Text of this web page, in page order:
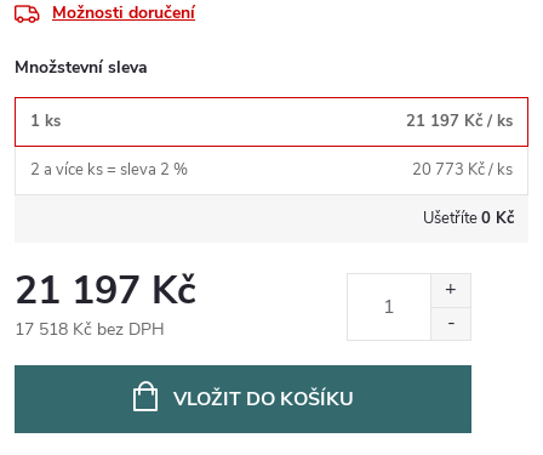
Možnosti doručení
Množstevní sleva
1 ks 21 197 Kč / ks
2 a více ks = sleva 2 % 20 773 Kč/ ks
Ušetříte0 Kč
21 197 Kč
17 518 Kč bez DPH
VLOŽIT DO KOŠÍKU